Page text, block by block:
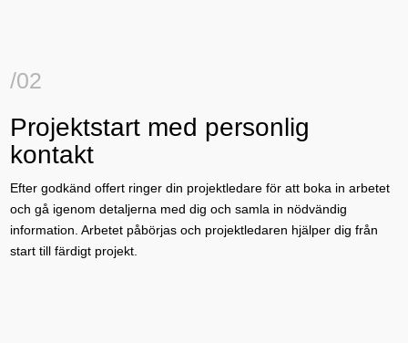
/02
Projektstart med personlig
kontakt
Efter godkänd offert ringer din projektledare för att boka in arbetet
och gå igenom detaljerna med dig och samla in nödvändig
information. Arbetet påbörjas och projektledaren hjälper dig från
start till färdigt projekt.